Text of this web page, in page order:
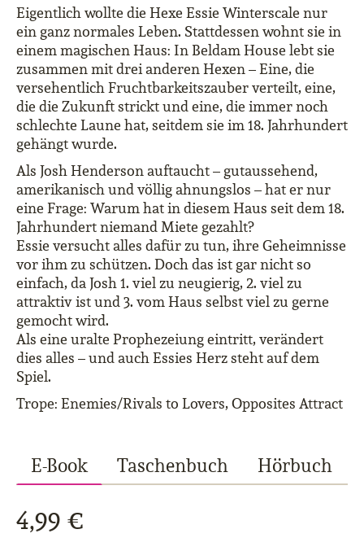
Eigentlich wollte die Hexe Essie Winterscale nur
ein ganz normales Leben. Stattdessen wohnt sie in
einem magischen Haus: In Beldam House lebt sie
zusammen mit drei anderen Hexen – Eine, die
versehentlich Fruchtbarkeitszauber verteilt, eine,
die die Zukunft strickt und eine, die immer noch
schlechte Laune hat, seitdem sie im 18. Jahrhundert
gehängt wurde.
Als Josh Henderson auftaucht – gutaussehend,
amerikanisch und völlig ahnungslos – hat er nur
eine Frage: Warum hat in diesem Haus seit dem 18.
Jahrhundert niemand Miete gezahlt?
Essie versucht alles dafür zu tun, ihre Geheimnisse
vor ihm zu schützen. Doch das ist gar nicht so
einfach, da Josh 1. viel zu neugierig, 2. viel zu
attraktiv ist und 3. vom Haus selbst viel zu gerne
gemocht wird.
Als eine uralte Prophezeiung eintritt, verändert
dies alles – und auch Essies Herz steht auf dem
Spiel.
Trope: Enemies/Rivals to Lovers, Opposites Attract
E-Book Taschenbuch Hörbuch
4,99 €